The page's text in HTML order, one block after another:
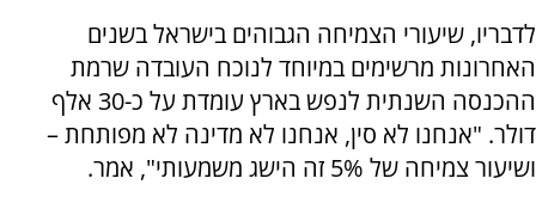
לדבריו, שיעורי הצמיחה הגבוהים בישראל בשנים
האחרונות מרשימים במיוחד לנוכח העובדה שרמת
ההכנסה השנתית לנפש בארץ עומדת על כ-30 אלף
דולר. "אנחנו לא סין, אנחנו לא מדינה לא מפותחת –
ושיעור צמיחה של 5% זה הישג משמעותי", אמר.